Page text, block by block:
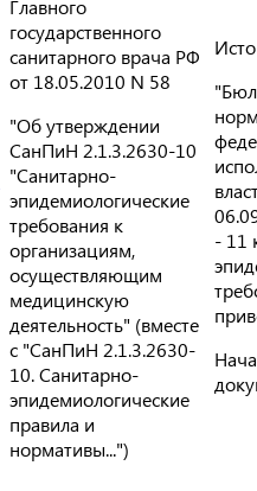
Главного
государственного
санитарного врача РФ
от 18.05.2010 N 58
"Об утверждении
СанПиН 2.1.3.2630-10
"Санитарно-
эпидемиологические
требования к
организациям,
осуществляющим
медицинскую
деятельность" (вместе
с "СанПиН 2.1.3.2630-
10. Санитарно-
эпидемиологические
правила и
нормативы...")
- 11